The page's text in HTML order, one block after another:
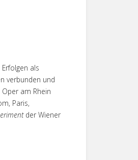
als
verbunden und
am Rhein
Paris,
der Wiener